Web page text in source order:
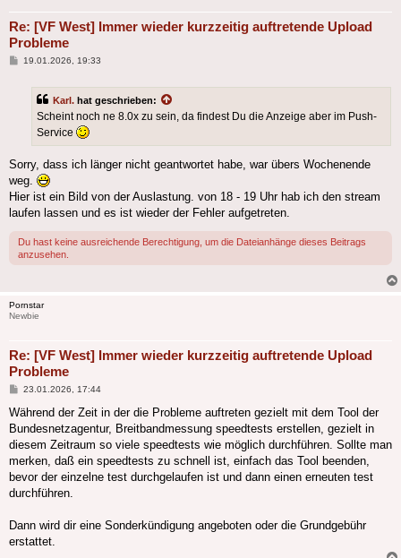
Re: [VF West] Immer wieder kurzzeitig auftretende Upload
Probleme
Beitrag
19.01.2026, 19:33
Karl. hat geschrieben:
Scheint noch ne 8.0x zu sein, da findest Du die Anzeige aber im Push-
Service
Sorry, dass ich länger nicht geantwortet habe, war übers Wochenende
weg.
Hier ist ein Bild von der Auslastung. von 18 - 19 Uhr hab ich den stream
laufen lassen und es ist wieder der Fehler aufgetreten.
Du hast keine ausreichende Berechtigung, um die Dateianhänge dieses Beitrags
anzusehen.
Pornstar
Newbie
Re: [VF West] Immer wieder kurzzeitig auftretende Upload
Probleme
Beitrag
23.01.2026, 17:44
Während der Zeit in der die Probleme auftreten gezielt mit dem Tool der
Bundesnetzagentur, Breitbandmessung speedtests erstellen, gezielt in
diesem Zeitraum so viele speedtests wie möglich durchführen. Sollte man
merken, daß ein speedtests zu schnell ist, einfach das Tool beenden,
bevor der einzelne test durchgelaufen ist und dann einen erneuten test
durchführen.
Dann wird dir eine Sonderkündigung angeboten oder die Grundgebühr
erstattet.